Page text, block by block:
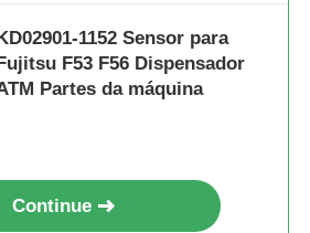
1152 Sensor para
F53 F56 Dispensador
Partes da máquina
Continue